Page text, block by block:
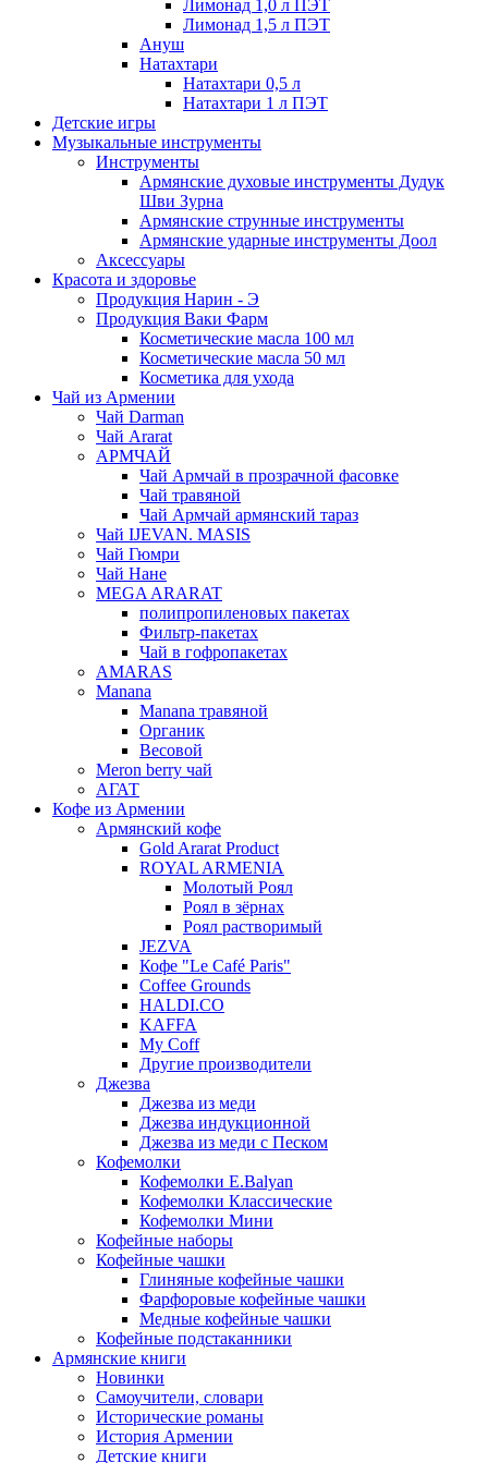
Лимонад 1,0 л ПЭТ
Лимонад 1,5 л ПЭТ
Ануш
Натахтари
Натахтари 0,5 л
Натахтари 1 л ПЭТ
Детские игры
Музыкальные инструменты
Инструменты
Армянские духовые инструменты Дудук
Шви Зурна
Армянские струнные инструменты
Армянские ударные инструменты Доол
Аксессуары
Красота и здоровье
Продукция Нарин - Э
Продукция Ваки Фарм
Косметические масла 100 мл
Косметические масла 50 мл
Косметика для ухода
Чай из Армении
Чай Darman
Чай Ararat
АРМЧАЙ
Чай Армчай в прозрачной фасовке
Чай травяной
Чай Армчай армянский тараз
Чай IJEVAN. MASIS
Чай Гюмри
Чай Нане
MEGA ARARAT
полипропиленовых пакетах
Фильтр-пакетах
Чай в гофропакетах
AMARAS
Manana
Manana травяной
Органик
Весовой
Meron berry чай
АГАТ
Кофе из Армении
Армянский кофе
Gold Ararat Product
ROYAL ARMENIA
Молотый Роял
Роял в зёрнах
Роял растворимый
JEZVA
Кофе "Le Café Paris"
Coffee Grounds
HALDI.CO
KAFFA
My Coff
Другие производители
Джезва
Джезва из меди
Джезва индукционной
Джезва из меди с Песком
Кофемолки
Кофемолки E.Balyan
Кофемолки Классические
Кофемолки Мини
Кофейные наборы
Кофейные чашки
Глиняные кофейные чашки
Фарфоровые кофейные чашки
Медные кофейные чашки
Кофейные подстаканники
Армянские книги
Новинки
Самоучители, словари
Исторические романы
История Армении
Детские книги